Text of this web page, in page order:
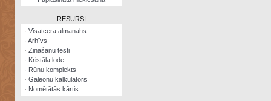
RESURSI
· Visatcera almanahs
· Arhīvs
· Zināšanu testi
· Kristāla lode
· Rūnu komplekts
· Galeonu kalkulators
· Nomētātās kārtis